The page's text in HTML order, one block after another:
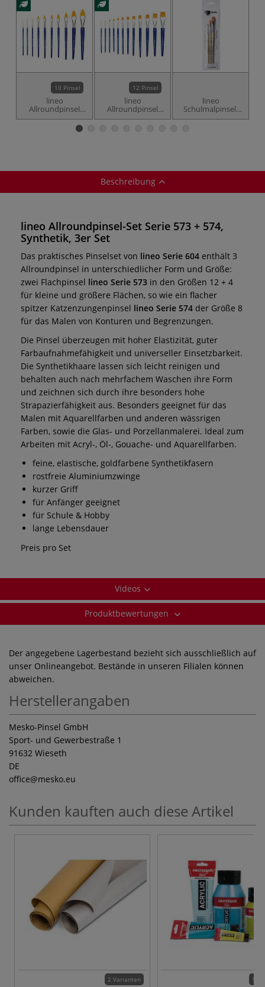
10 Pinsel
lineo
Allroundpinsel
Serie 574,
12 Pinsel
lineo
Allroundpinsel
Serie 573,
lineo
Schulmalpinsel-
Set Serie 579,
Beschreibung
lineo Allroundpinsel-Set Serie 573 + 574,
Synthetik, 3er Set
Das praktisches Pinselset von lineo Serie 604 enthält 3
Allroundpinsel in unterschiedlicher Form und Größe:
zwei Flachpinsel lineo Serie 573 in den Größen 12 + 4
für kleine und größere Flächen, so wie ein flacher
spitzer Katzenzungenpinsel lineo Serie 574 der Größe 8
für das Malen von Konturen und Begrenzungen.
Die Pinsel überzeugen mit hoher Elastizität, guter
Farbaufnahmefähigkeit und universeller Einsetzbarkeit.
Die Synthetikhaare lassen sich leicht reinigen und
behalten auch nach mehrfachem Waschen ihre Form
und zeichnen sich durch ihre besonders hohe
Strapazierfähigkeit aus. Besonders geeignet für das
Malen mit Aquarellfarben und anderen wässrigen
Farben, sowie die Glas- und Porzellanmalerei. Ideal zum
Arbeiten mit Acryl-, Öl-, Gouache- und Aquarellfarben.
feine, elastische, goldfarbene Synthetikfasern
rostfreie Aluminiumzwinge
kurzer Griff
für Anfänger geeignet
für Schule & Hobby
lange Lebensdauer
Preis pro Set
Videos
Produktbewertungen
Der angegebene Lagerbestand bezieht sich ausschließlich auf
unser Onlineangebot. Bestände in unseren Filialen können
abweichen.
Herstellerangaben
Mesko-Pinsel GmbH
Sport- und Gewerbestraße 1
91632 Wieseth
DE
office@mesko.eu
Kunden kauften auch diese Artikel
2 Varianten 102